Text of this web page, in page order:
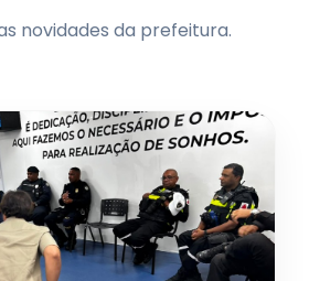
novidades da prefeitura.